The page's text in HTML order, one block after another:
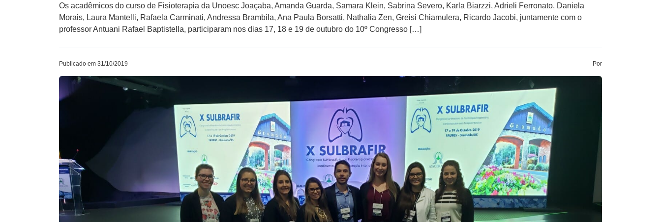
Os acadêmicos do curso de Fisioterapia da Unoesc Joaçaba, Amanda Guarda, Samara Klein, Sabrina Severo, Karla Biarzzi, Adrieli Ferronato, Daniela
Morais, Laura Mantelli, Rafaela Carminati, Andressa Brambila, Ana Paula Borsatti, Nathalia Zen, Greisi Chiamulera, Ricardo Jacobi, juntamente com o
professor Antuani Rafael Baptistella, participaram nos dias 17, 18 e 19 de outubro do 10º Congresso […]
Publicado em 31/10/2019 Por